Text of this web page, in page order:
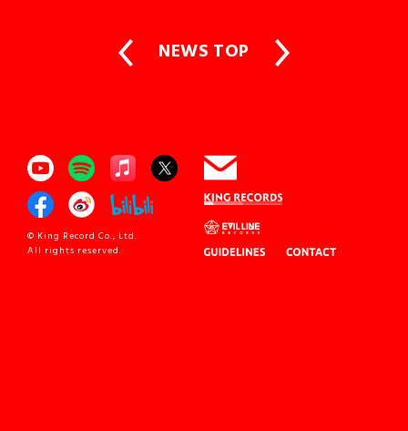
NEWS TOP
© King Record Co., Ltd.
All rights reserved.